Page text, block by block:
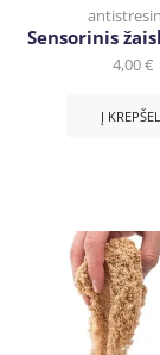
Sensorinis
4,00€
Į